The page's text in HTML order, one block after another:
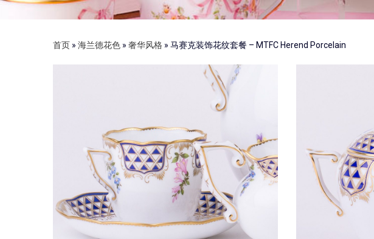
首页 » 海兰德花色 » 奢华风格 » 马赛克装饰花纹套餐 – MTFC Herend Porcelain